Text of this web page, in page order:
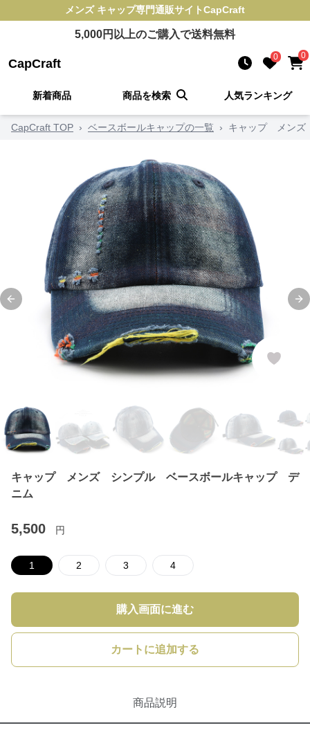
メンズ キャップ専門通販サイトCapCraft
5,000円以上のご購入で送料無料
CapCraft 0 0
新着商品 商品を検索 人気ランキング
CapCraft TOP › ベースボールキャップの一覧 › キャップ メン
Previous slide
キャップ メンズ シンプル ベースボールキャップ デ
ニム
5,500 円
1 2 3 4
購入画面に進む
カートに追加する
商品説明